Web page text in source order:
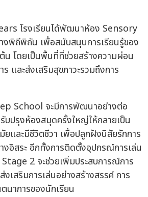
โรงเรียนได้พัฒนาห้อง Sensory
พิถีพิถัน เพื่อสนับสนุนการเรียนรู้ของ
น โดยเป็นพื้นที่ที่ช่วยสร้างความผ่อน
และส่งเสริมสุขภาวะรวมถึงการ
School จะมีการพัฒนาอย่างต่อ
รับปรุงห้องสมุดครั้งใหญ่ให้กลายเป็น
และมีชีวิตชีวา เพื่อปลูกฝังนิสัยรักการ
งอิสระ อีกทั้งการติดตั้งอุปกรณ์การเล่น
2 จะช่วยเพิ่มประสบการณ์การ
เสริมการเล่นอย่างสร้างสรรค์ การ
นาการของนักเรียน